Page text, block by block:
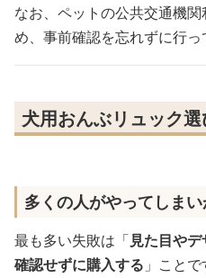
なお、ペットの公共交通機
め、事前確認を忘れずに行っ
犬用おんぶリュック
多くの人がやってしま
最も多い失敗は「見た目や
確認せずに購入する 」ことで